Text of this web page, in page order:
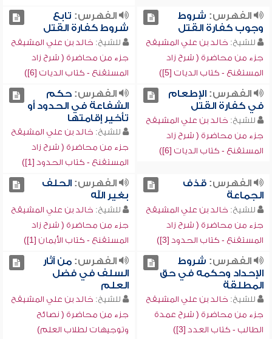
الفهرس: شروط
وجوب كفارة القتل
للشيخ: خالد بن علي المشيقح
جزء من محاضرة ( شرح زاد
المستقنع - كتاب الديات [5])
الفهرس: تابع
شروط كفارة القتل
للشيخ: خالد بن علي المشيقح
جزء من محاضرة ( شرح زاد
المستقنع - كتاب الديات [6])
الفهرس:الإطعام
في كفارة القتل
للشيخ: خالد بن علي المشيقح
جزء من محاضرة ( شرح زاد
المستقنع - كتاب الديات [6])
الفهرس:حكم
الشفاعة في الحدود أو
تأخير إقامتها
للشيخ: خالد بن علي المشيقح
جزء من محاضرة ( شرح زاد
المستقنع - كتاب الحدود [1])
الفهرس:قذف
الجماعة
للشيخ: خالد بن علي المشيقح
جزء من محاضرة ( شرح زاد
المستقنع - كتاب الحدود [3])
الفهرس:الحلف
بغير الله
للشيخ: خالد بن علي المشيقح
جزء من محاضرة ( شرح زاد
المستقنع - كتاب الأيمان [1])
الفهرس: شروط
الإحداد وحكمه في حق
المطلقة
للشيخ: خالد بن علي المشيقح
جزء من محاضرة ( شرح عمدة
الطالب - كتاب العدد [3])
الفهرس:من آثار
السلف في فضل
العلم
للشيخ: خالد بن علي المشيقح
جزء من محاضرة ( نصائح
وتوجيهات لطلاب العلم)